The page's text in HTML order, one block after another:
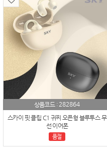
상품코드 :282864
스카이 핏 클립 C1 귀찌 오픈형 블루투스 무
선 이어폰
품절